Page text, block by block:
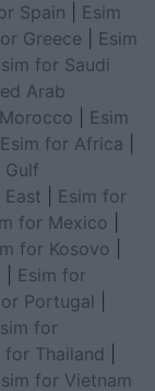
Spain
Esim
Greece
Esim
for Saudi
Arab
Esim
Esim for Africa
Gulf
Esim for
for Mexico
for Kosovo
Esim for
Portugal
for
for Thailand
for Vietnam